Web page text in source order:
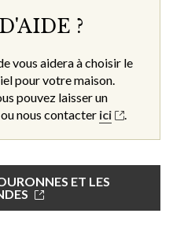
?
vous aidera à choisir le
pour votre maison.
pouvez laisser un
nous contacter ici
ET LES